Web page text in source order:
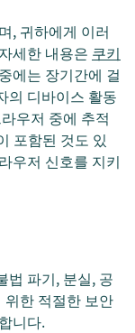
, 귀하에게 이러
세한 내용은 쿠키
에는 장기간에 걸
의 디바이스 활동
우저 중에 추적
포함된 것도 있
우저 신호를 지키
법 파기, 분실, 공
한 적절한 보안
니다.